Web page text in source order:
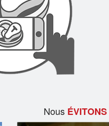
Nous ÉVITONS